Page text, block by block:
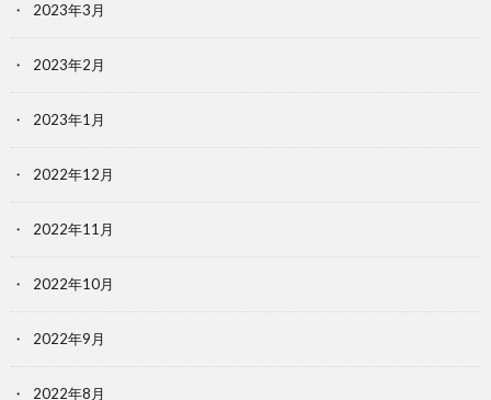
2023年3月
2023年2月
2023年1月
2022年12月
2022年11月
2022年10月
2022年9月
2022年8月